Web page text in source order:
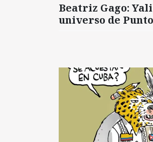
Beatriz Gago:
universo de Punto